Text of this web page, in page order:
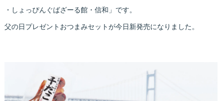
・しょっぴんぐばざーる館・信和」です。
父の日プレゼントおつまみセットが今日新発売になりました。